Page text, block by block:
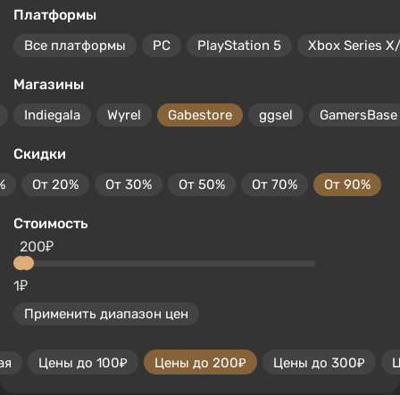
Платформы
Все платформы PC PlayStation 5 Xbox Series
Магазины
Indiegala Wyrel Gabestore ggsel GamersBase
Скидки
От 20% От 30% От 50% От 70% От 90%
Стоимость
1₽
200₽
Применить диапазон цен
Цены до 100₽ Цены до 200₽ Цены до 300₽